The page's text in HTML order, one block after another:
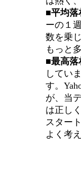
■平均落
ーの１
数を乗
もっと
■最高落
してい
す。
が、当
は正し
スター
よく考